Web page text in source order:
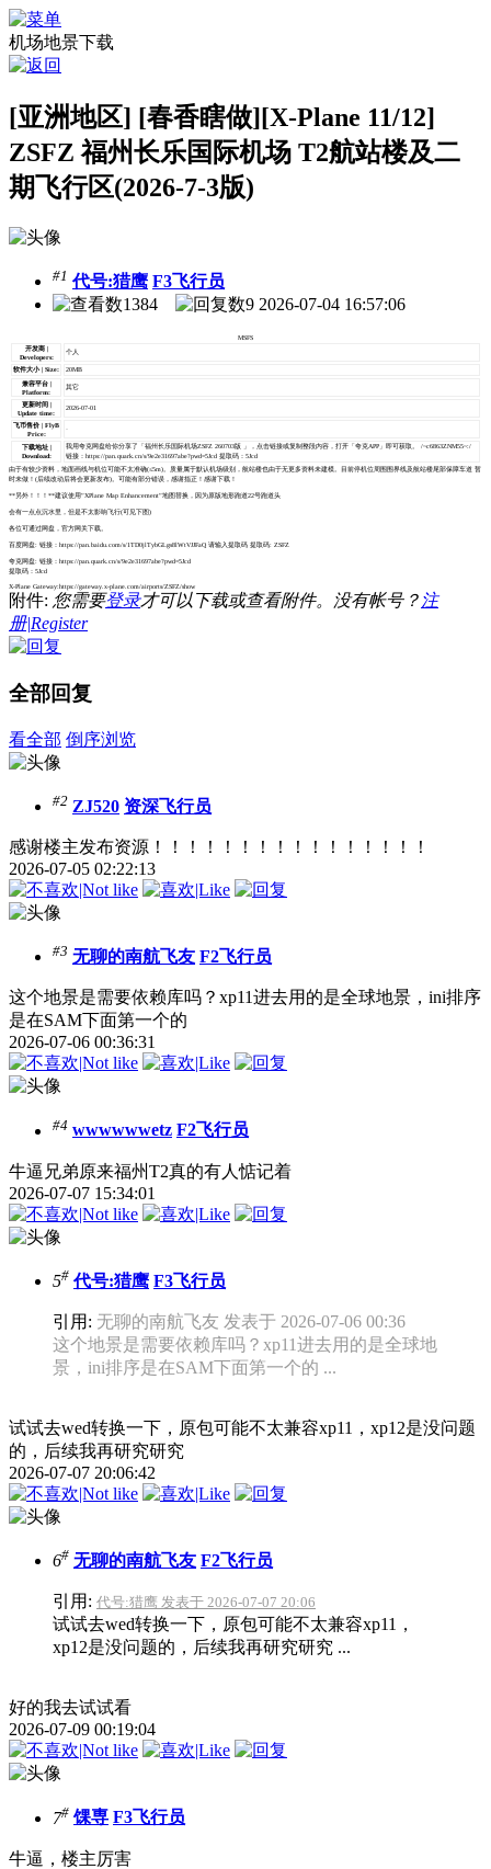
机场地景下载
[亚洲地区] [春香瞎做][X-Plane 11/12]
ZSFZ 福州长乐国际机场 T2航站楼及二
期飞行区(2026-7-3版)
#1 代号:猎鹰 F3飞行员
1384
9 2026-07-04 16:57:06
MSFS
开发商 |
Developers:
个人
软件大小 | Size: 20MB
兼容平台 |
Platform:
其它
更新时间 |
Update time:
2026-07-01
飞币售价 | FlyB
Price:
-
下载地址 |
Download:
我用夸克网盘给你分享了「福州长乐国际机场ZSFZ 260703版 」，点击链接或复制整段内容，打开「夸克APP」即可获取。 /~c6863ZNM55~:/
链接：https://pan.quark.cn/s/9e2e31697abe?pwd=5Jcd 提取码：5Jcd
由于有较少资料，地面画线与机位可能不太准确(≤5m)。质量属于默认机场级别，航站楼也由于无更多资料未建模。目前停机位周围围界线及航站楼尾部保障车道 暂
时未做！(后续改动后将会更新发布)。可能有部分错误，感谢指正！感谢下载！
**另外！！！**建议使用”XPlane Map Enhancement”地图替换，因为原版地形跑道22号跑道头
会有一点点沉水里，但是不太影响飞行(可见下图)
各位可通过网盘，官方网关下载。
百度网盘: 链接：https://pan.baidu.com/s/1TD0jlTybGLgs8lWtVJJFaQ 请输入提取码 提取码: ZSFZ
夸克网盘: 链接：https://pan.quark.cn/s/9e2e31697abe?pwd=5Jcd
提取码：5Jcd
X-Plane Gateway:https://gateway.x-plane.com/airports/ZSFZ/show
附件: 您需要登录才可以下载或查看附件。没有帐号？ 注
册|Register
全部回复
看全部 倒序浏览
#2 ZJ520 资深飞行员
感谢楼主发布资源！！！！！！！！！！！！！！！！
2026-07-05 02:22:13
#3 无聊的南航飞友 F2飞行员
这个地景是需要依赖库吗？xp11进去用的是全球地景，ini排序
是在SAM下面第一个的
2026-07-06 00:36:31
#4 wwwwwwetz F2飞行员
牛逼兄弟原来福州T2真的有人惦记着
2026-07-07 15:34:01
5# 代号:猎鹰 F3飞行员
引用: 无聊的南航飞友 发表于 2026-07-06 00:36
这个地景是需要依赖库吗？xp11进去用的是全球地
景，ini排序是在SAM下面第一个的 ...
试试去wed转换一下，原包可能不太兼容xp11，xp12是没问题
的，后续我再研究研究
2026-07-07 20:06:42
6# 无聊的南航飞友 F2飞行员
引用: 代号:猎鹰 发表于 2026-07-07 20:06
试试去wed转换一下，原包可能不太兼容xp11，
xp12是没问题的，后续我再研究研究 ...
好的我去试试看
2026-07-09 00:19:04
7# 馃専 F3飞行员
牛逼，楼主厉害